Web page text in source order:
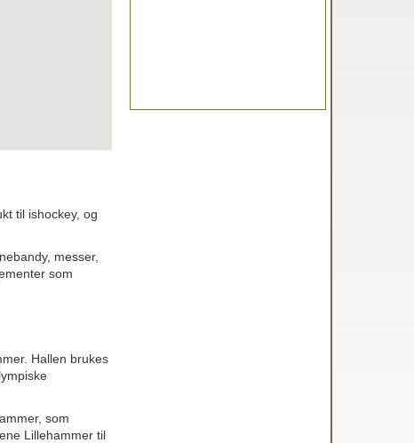
til ishockey, og
messer,
som
Hallen brukes
som
Lillehammer til